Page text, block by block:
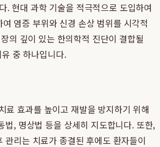
. 현대 과학 기술을 적극적으로 도입하여
염증 부위와 신경 손상 범위를 시각적
의 깊이 있는 한의학적 진단이 결합될
중 하나입니다.
료 효과를 높이고 재발을 방지하기 위해
, 명상법 등을 상세히 지도합니다. 또한,
리는 치료가 종결된 후에도 환자들이